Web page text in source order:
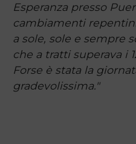
Esperanza presso
cambiamenti
a sole, sole e sempre
che a tratti superava i
Forse è stata la
gradevolissima."